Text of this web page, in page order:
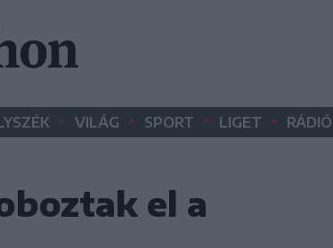
• VILÁG • SPORT • LIGET • RÁDIÓ
el a